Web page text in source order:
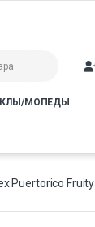
МОПЕДЫ
Puertorico Fruity